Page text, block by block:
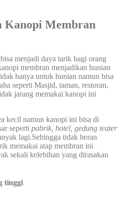
Kanopi Membran
bisa menjadi daya tarik bagi orang
membran menjadikan hunian
hanya untuk hunian namun bisa
seperti Masjid, taman, restoran,
jarang memakai kanopi ini
kecil namun kanopi ini bisa di
seperti pabrik, hotel, gedung teater
lagi.Sehingga tidak heran
memakai atap membran ini
sekali kelebihan yang dirasakan
tinggi